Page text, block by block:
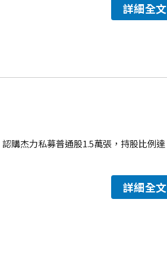
詳細全文
購杰力私募普通股1.5萬張，持股比例達
詳細全文